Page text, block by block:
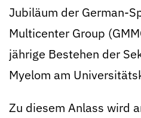
Jubiläum der German-
Multicenter Group
jährige Bestehen der
Myelom am
Zu diesem Anlass wird